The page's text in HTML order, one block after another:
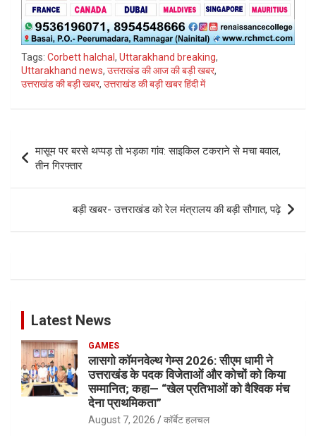
Tags: Corbett halchal , Uttarakhand breaking,
Uttarakhand news, उत्तराखंड की आज की बड़ी खबर,
उत्तराखंड की बड़ी खबर, उत्तराखंड की बड़ी खबर हिंदी में
navigation
मासूम पर बरसे थप्पड़ तो भड़का गांव: साइकिल टकराने से मचा बवाल,
तीन गिरफ्तार
बड़ी खबर- उत्तराखंड को रेल मंत्रालय की बड़ी सौगात, पढ़े
Latest News
GAMES
लासगो कॉमनवेल्थ गेम्स 2026: सीएम धामी ने
उत्तराखंड के पदक विजेताओं और कोचों को किया
सम्मानित; कहा— “खेल प्रतिभाओं को वैश्विक मंच
देना प्राथमिकता”
August 7, 2026 कॉर्बेट हलचल